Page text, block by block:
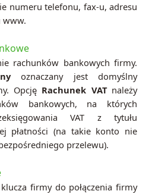
numeru telefonu, fax-u, adresu
www.
rachunków bankowych firmy.
oznaczany jest domyślny
Opcję Rachunek VATnależy
bankowych, na których
VAT z tytułu
płatności (na takie konto nie
przelewu).
firmy do połączenia firmy